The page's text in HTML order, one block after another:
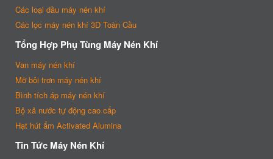
Các loại dầu máy nén khí
Các lọc máy nén khí 3D Toàn Cầu
Tổng Hợp Phụ Tùng Máy Nén Khí
Van máy nén khí
Mỡ bôi trơn máy nén khí
Bình tích áp máy nén khí
Bộ xả nước tự động cao cấp
Hạt hút ẩm Activated Alumina
Tin Tức Máy Nén Khí